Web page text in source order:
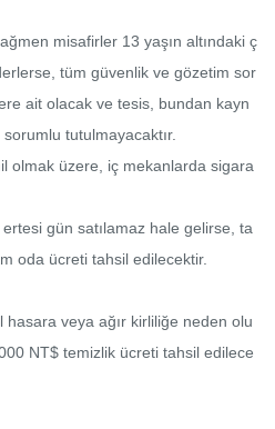
misafirler 13 yaşın altındaki ç
tüm güvenlik ve gözetim sor
ait olacak ve tesis, bundan kayn
tutulmayacaktır.
olmak üzere, iç mekanlarda sigara
gün satılamaz hale gelirse, ta
oda ücreti tahsil edilecektir.
hasara veya ağır kirliliğe neden olu
NT$ temizlik ücreti tahsil edilece